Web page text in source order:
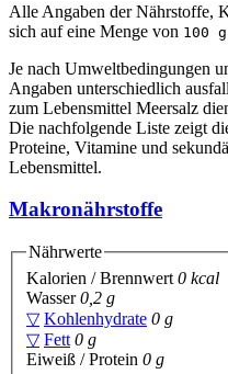
Alle Angaben der Nährstoffe,
sich auf eine Menge von 100 g
Je nach Umweltbedingungen
Angaben unterschiedlich
zum Lebensmittel Meersalz
Die nachfolgende Liste zeigt
Proteine, Vitamine und
Lebensmittel.
Makronährstoffe
Nährwerte
Kalorien / Brennwert 0 kcal
Wasser0,2 g
▽ Kohlenhydrate 0 g
▽ Fett 0 g
Eiweiß / Protein 0 g